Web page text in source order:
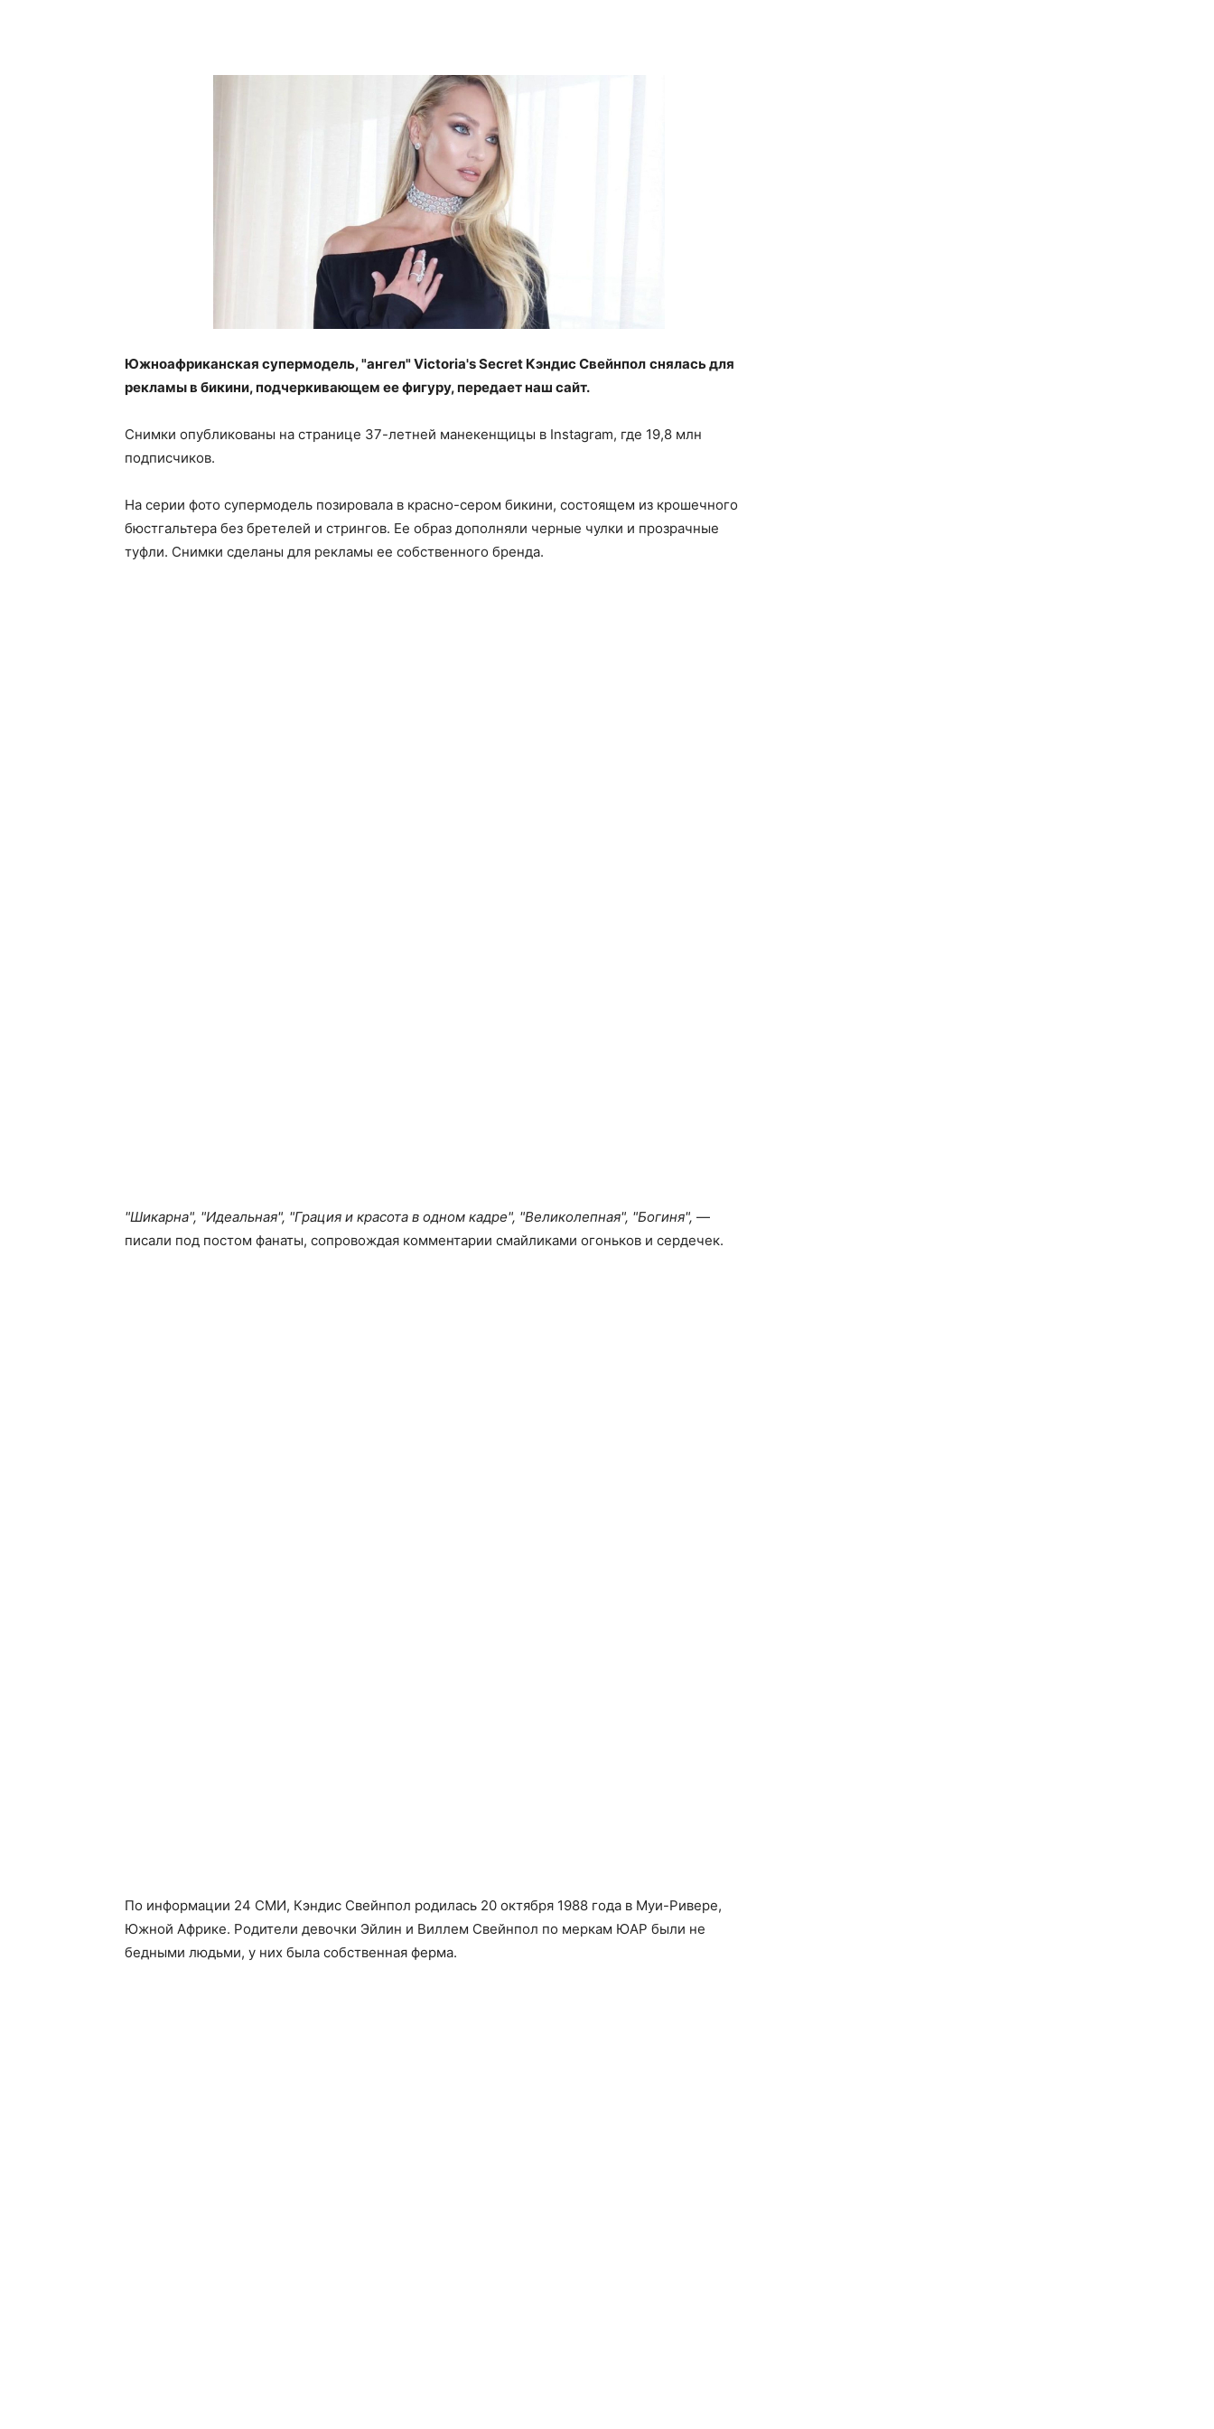
Южноафриканская супермодель, "ангел" Victoria's Secret Кэндис Свейнпол снялась для
рекламы в бикини, подчеркивающем ее фигуру, передает наш сайт.
Снимки опубликованы на странице 37-летней манекенщицы в Instagram, где 19,8 млн
подписчиков.
На серии фото супермодель позировала в красно-сером бикини, состоящем из крошечного
бюстгальтера без бретелей и стрингов. Ее образ дополняли черные чулки и прозрачные
туфли. Снимки сделаны для рекламы ее собственного бренда.
"Шикарна", "Идеальная", "Грация и красота в одном кадре", "Великолепная", "Богиня", —
писали под постом фанаты, сопровождая комментарии смайликами огоньков и сердечек.
По информации 24 СМИ, Кэндис Свейнпол родилась 20 октября 1988 года в Муи-Ривере,
Южной Африке. Родители девочки Эйлин и Виллем Свейнпол по меркам ЮАР были не
бедными людьми, у них была собственная ферма.